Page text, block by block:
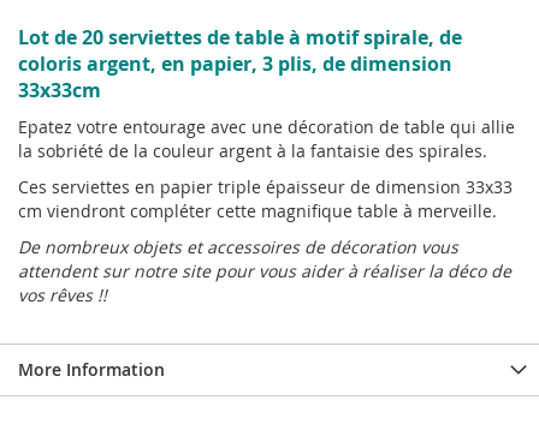
Lot de 20 serviettes de table à motif spirale, de
coloris argent, en papier, 3 plis, de dimension
33x33cm
Epatez votre entourage avec une décoration de table qui allie
la sobriété de la couleur argent à la fantaisie des spirales.
Ces serviettes en papier triple épaisseur de dimension 33x33
cm viendront compléter cette magnifique table à merveille.
De nombreux objets et accessoires de décoration vous
attendent sur notre site pour vous aider à réaliser la déco de
vos rêves !!
More Information